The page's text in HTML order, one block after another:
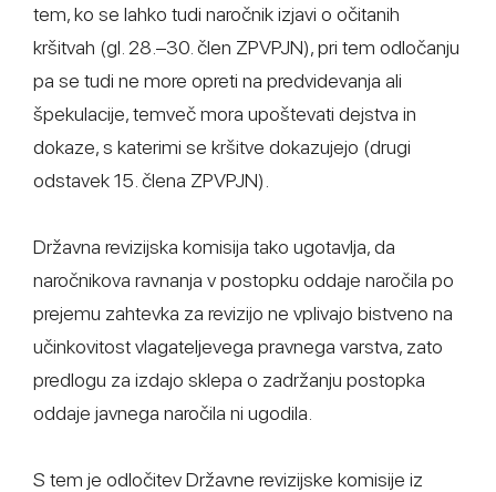
tem, ko se lahko tudi naročnik izjavi o očitanih
kršitvah (gl. 28.–30. člen ZPVPJN), pri tem odločanju
pa se tudi ne more opreti na predvidevanja ali
špekulacije, temveč mora upoštevati dejstva in
dokaze, s katerimi se kršitve dokazujejo (drugi
odstavek 15. člena ZPVPJN).
Državna revizijska komisija tako ugotavlja, da
naročnikova ravnanja v postopku oddaje naročila po
prejemu zahtevka za revizijo ne vplivajo bistveno na
učinkovitost vlagateljevega pravnega varstva, zato
predlogu za izdajo sklepa o zadržanju postopka
oddaje javnega naročila ni ugodila.
S tem je odločitev Državne revizijske komisije iz